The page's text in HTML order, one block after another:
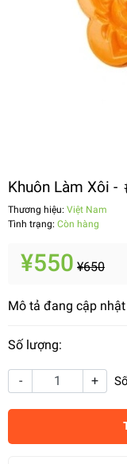
Khuôn Làm Xôi -
Thương hiệu: Việt Nam
Tình trạng: Còn hàng
¥550 ¥650
Mô tả đang cập nhật
Số lượng:
- +